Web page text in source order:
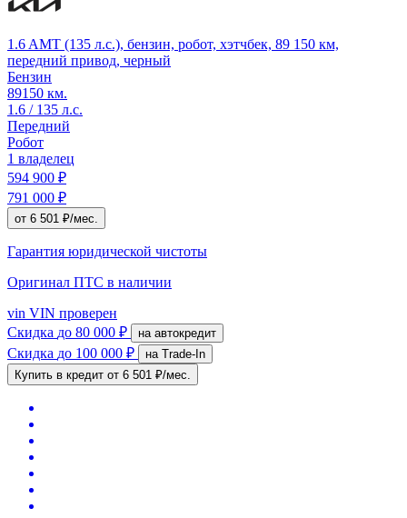
1.6 AMT (135 л.с.), бензин, робот, хэтчбек, 89 150 км,
передний привод, черный
Бензин
89150 км.
1.6 / 135 л.с.
Передний
Робот
1 владелец
594 900 ₽
791 000 ₽
от 6 501 ₽/мес.
Гарантия юридической чистоты
Оригинал ПТС в наличии
vin VIN проверен
Скидка до 80 000 ₽ на автокредит
Скидка до 100 000 ₽
на Trade-In
Купить в кредит от 6 501 ₽/мес.